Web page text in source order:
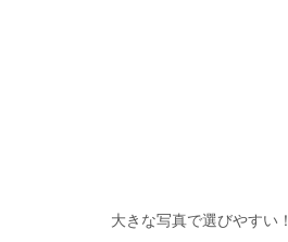
大きな写真で選びやすい！